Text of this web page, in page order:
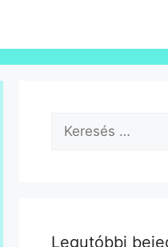
Keresés:
Legutóbbi